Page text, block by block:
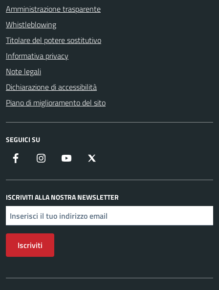
Amministrazione trasparente
Whistleblowing
Titolare del potere sostitutivo
Informativa privacy
Note legali
Dichiarazione di accessibilità
Piano di miglioramento del sito
SEGUICI SU
Facebook Instagram YouTube
ISCRIVITI ALLA NOSTRA NEWSLETTER